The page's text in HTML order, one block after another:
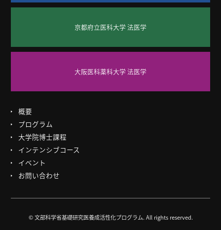
京都府立医科大学 法医学
大阪医科薬科大学 法医学
概要
プログラム
大学院博士課程
インテンシブコース
イベント
お問い合わせ
© 文部科学省基礎研究医養成活性化プログラム. All rights reserved.